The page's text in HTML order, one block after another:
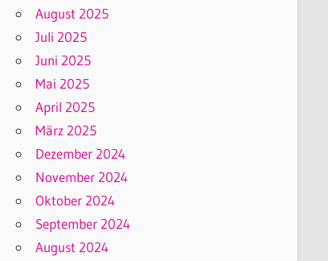
August 2025
Juli 2025
Juni 2025
Mai 2025
April 2025
März 2025
Dezember 2024
November 2024
Oktober 2024
September 2024
August 2024